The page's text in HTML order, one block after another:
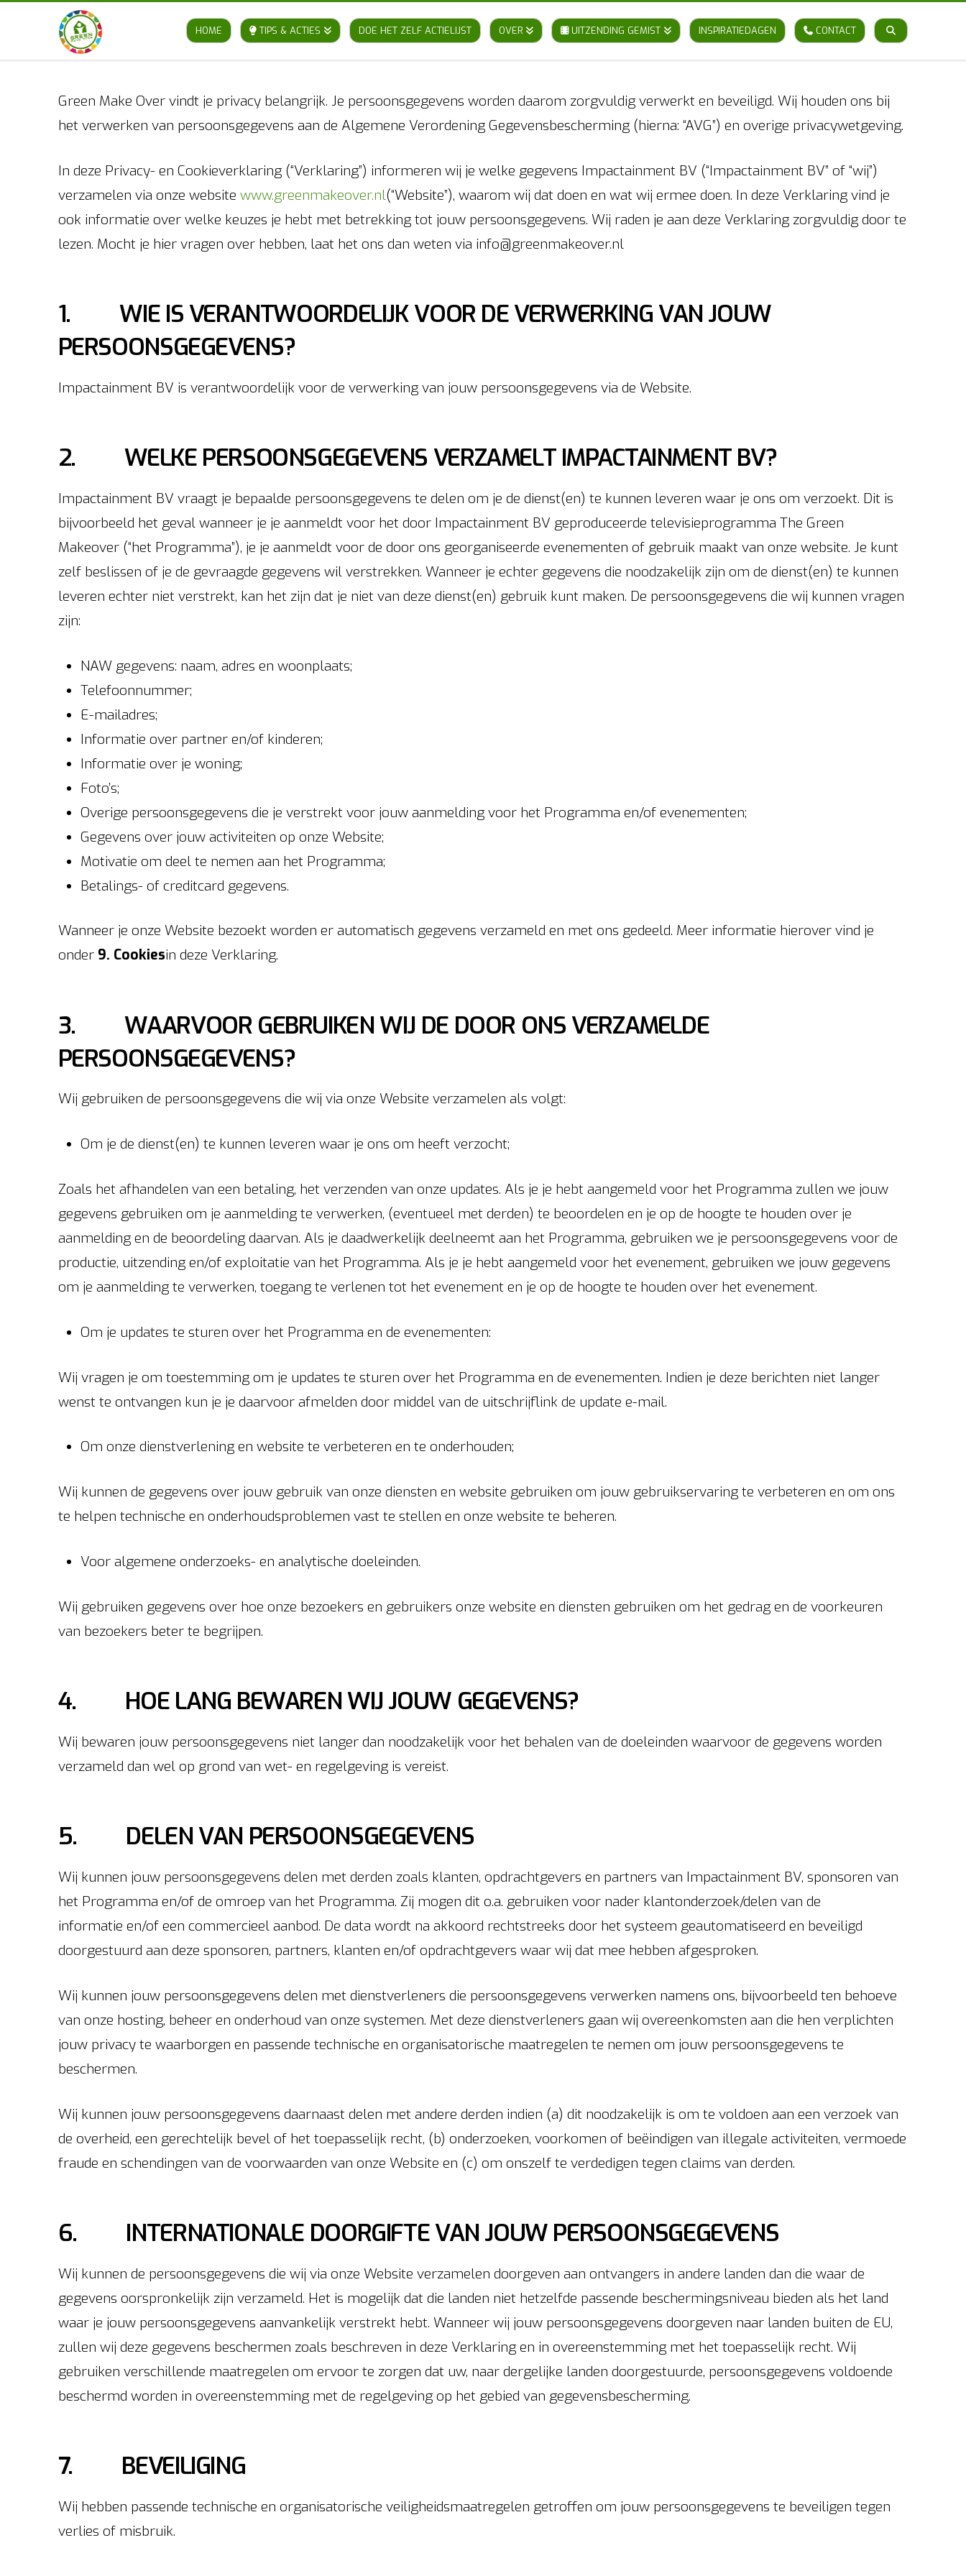
HOME TIPS & ACTIES DOE HET ZELF ACTIELIJST OVER UITZENDING GEMIST INSPIRATIEDAGEN CONTACT
Green Make Over vindt je privacy belangrijk. Je persoonsgegevens worden daarom zorgvuldig verwerkt en beveiligd. Wij houden ons bij
het verwerken van persoonsgegevens aan de Algemene Verordening Gegevensbescherming (hierna: “AVG”) en overige privacywetgeving.
In deze Privacy- en Cookieverklaring (“Verklaring”) informeren wij je welke gegevens Impactainment BV (“Impactainment BV” of “wij”)
verzamelen via onze website www.greenmakeover.nl(“Website”), waarom wij dat doen en wat wij ermee doen. In deze Verklaring vind je
ook informatie over welke keuzes je hebt met betrekking tot jouw persoonsgegevens. Wij raden je aan deze Verklaring zorgvuldig door te
lezen. Mocht je hier vragen over hebben, laat het ons dan weten via info@greenmakeover.nl
1. WIE IS VERANTWOORDELIJK VOOR DE VERWERKING VAN JOUW
PERSOONSGEGEVENS?
Impactainment BV is verantwoordelijk voor de verwerking van jouw persoonsgegevens via de Website.
2. WELKE PERSOONSGEGEVENS VERZAMELT IMPACTAINMENT BV?
Impactainment BV vraagt je bepaalde persoonsgegevens te delen om je de dienst(en) te kunnen leveren waar je ons om verzoekt. Dit is
bijvoorbeeld het geval wanneer je je aanmeldt voor het door Impactainment BV geproduceerde televisieprogramma The Green
Makeover (“het Programma”), je je aanmeldt voor de door ons georganiseerde evenementen of gebruik maakt van onze website. Je kunt
zelf beslissen of je de gevraagde gegevens wil verstrekken. Wanneer je echter gegevens die noodzakelijk zijn om de dienst(en) te kunnen
leveren echter niet verstrekt, kan het zijn dat je niet van deze dienst(en) gebruik kunt maken. De persoonsgegevens die wij kunnen vragen
zijn:
NAW gegevens: naam, adres en woonplaats;
Telefoonnummer;
E-mailadres;
Informatie over partner en/of kinderen;
Informatie over je woning;
Foto’s;
Overige persoonsgegevens die je verstrekt voor jouw aanmelding voor het Programma en/of evenementen;
Gegevens over jouw activiteiten op onze Website;
Motivatie om deel te nemen aan het Programma;
Betalings- of creditcard gegevens.
Wanneer je onze Website bezoekt worden er automatisch gegevens verzameld en met ons gedeeld. Meer informatie hierover vind je
onder 9. Cookiesin deze Verklaring.
3. WAARVOOR GEBRUIKEN WIJ DE DOOR ONS VERZAMELDE
PERSOONSGEGEVENS?
Wij gebruiken de persoonsgegevens die wij via onze Website verzamelen als volgt:
Om je de dienst(en) te kunnen leveren waar je ons om heeft verzocht;
Zoals het afhandelen van een betaling, het verzenden van onze updates. Als je je hebt aangemeld voor het Programma zullen we jouw
gegevens gebruiken om je aanmelding te verwerken, (eventueel met derden) te beoordelen en je op de hoogte te houden over je
aanmelding en de beoordeling daarvan. Als je daadwerkelijk deelneemt aan het Programma, gebruiken we je persoonsgegevens voor de
productie, uitzending en/of exploitatie van het Programma. Als je je hebt aangemeld voor het evenement, gebruiken we jouw gegevens
om je aanmelding te verwerken, toegang te verlenen tot het evenement en je op de hoogte te houden over het evenement.
Om je updates te sturen over het Programma en de evenementen:
Wij vragen je om toestemming om je updates te sturen over het Programma en de evenementen. Indien je deze berichten niet langer
wenst te ontvangen kun je je daarvoor afmelden door middel van de uitschrijflink de update e-mail.
Om onze dienstverlening en website te verbeteren en te onderhouden;
Wij kunnen de gegevens over jouw gebruik van onze diensten en website gebruiken om jouw gebruikservaring te verbeteren en om ons
te helpen technische en onderhoudsproblemen vast te stellen en onze website te beheren.
Voor algemene onderzoeks- en analytische doeleinden.
Wij gebruiken gegevens over hoe onze bezoekers en gebruikers onze website en diensten gebruiken om het gedrag en de voorkeuren
van bezoekers beter te begrijpen.
4. HOE LANG BEWAREN WIJ JOUW GEGEVENS?
Wij bewaren jouw persoonsgegevens niet langer dan noodzakelijk voor het behalen van de doeleinden waarvoor de gegevens worden
verzameld dan wel op grond van wet- en regelgeving is vereist.
5. DELEN VAN PERSOONSGEGEVENS
Wij kunnen jouw persoonsgegevens delen met derden zoals klanten, opdrachtgevers en partners van Impactainment BV, sponsoren van
het Programma en/of de omroep van het Programma. Zij mogen dit o.a. gebruiken voor nader klantonderzoek/delen van de
informatie en/of een commercieel aanbod. De data wordt na akkoord rechtstreeks door het systeem geautomatiseerd en beveiligd
doorgestuurd aan deze sponsoren, partners, klanten en/of opdrachtgevers waar wij dat mee hebben afgesproken.
Wij kunnen jouw persoonsgegevens delen met dienstverleners die persoonsgegevens verwerken namens ons, bijvoorbeeld ten behoeve
van onze hosting, beheer en onderhoud van onze systemen. Met deze dienstverleners gaan wij overeenkomsten aan die hen verplichten
jouw privacy te waarborgen en passende technische en organisatorische maatregelen te nemen om jouw persoonsgegevens te
beschermen.
Wij kunnen jouw persoonsgegevens daarnaast delen met andere derden indien (a) dit noodzakelijk is om te voldoen aan een verzoek van
de overheid, een gerechtelijk bevel of het toepasselijk recht, (b) onderzoeken, voorkomen of beëindigen van illegale activiteiten, vermoede
fraude en schendingen van de voorwaarden van onze Website en (c) om onszelf te verdedigen tegen claims van derden.
6. INTERNATIONALE DOORGIFTE VAN JOUW PERSOONSGEGEVENS
Wij kunnen de persoonsgegevens die wij via onze Website verzamelen doorgeven aan ontvangers in andere landen dan die waar de
gegevens oorspronkelijk zijn verzameld. Het is mogelijk dat die landen niet hetzelfde passende beschermingsniveau bieden als het land
waar je jouw persoonsgegevens aanvankelijk verstrekt hebt. Wanneer wij jouw persoonsgegevens doorgeven naar landen buiten de EU,
zullen wij deze gegevens beschermen zoals beschreven in deze Verklaring en in overeenstemming met het toepasselijk recht. Wij
gebruiken verschillende maatregelen om ervoor te zorgen dat uw, naar dergelijke landen doorgestuurde, persoonsgegevens voldoende
beschermd worden in overeenstemming met de regelgeving op het gebied van gegevensbescherming.
7. BEVEILIGING
Wij hebben passende technische en organisatorische veiligheidsmaatregelen getroffen om jouw persoonsgegevens te beveiligen tegen
verlies of misbruik.